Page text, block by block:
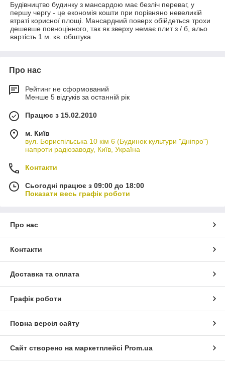
Будівництво будинку з мансардою має безліч переваг, у
першу чергу - це економія кошти при порівняно невеликій
втраті корисної площі. Мансардний поверх обійдеться трохи
дешевше повноцінного, так як зверху немає плит з / б, альо
вартість 1 м. кв. обштука
Про нас
Рейтинг не сформований
Менше 5 відгуків за останній рік
Працює з 15.02.2010
м. Київ
вул. Бориспільська 10 кім 6 (Будинок культури "Дніпро")
напроти радіозаводу, Київ, Україна
Контакти
Сьогодні працює з 09:00 до 18:00
Показати весь графік роботи
Про нас
Контакти
Доставка та оплата
Графік роботи
Повна версія сайту
Сайт створено на маркетплейсі Prom.ua